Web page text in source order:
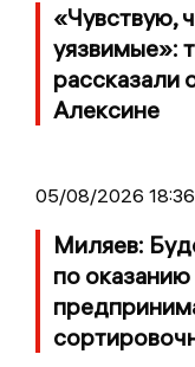
«Чувствую,
уязвимые»:
рассказали
Алексине
05/08/2026 18:36
Миляев:
по